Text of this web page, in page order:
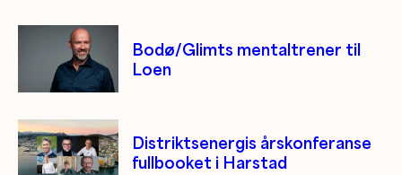
Bodø/Glimts mentaltrener til
Loen
Distriktsenergis årskonferanse
fullbooket i Harstad